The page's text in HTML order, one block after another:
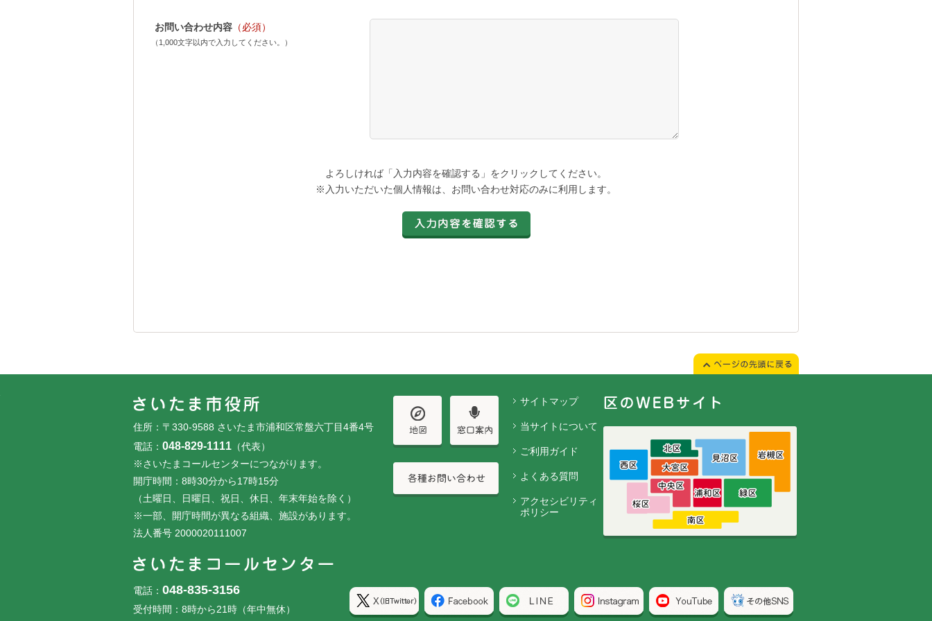
お問い合わせ内容 （必須）
（1,000文字以内で入力してください。）
よろしければ「入力内容を確認する」をクリックしてください。
※入力いただいた個人情報は、お問い合わせ対応のみに利用します。
住所：〒330-9588 さいたま市浦和区常盤六丁目4番4号
電話： 048-829-1111 （代表）
※さいたまコールセンターにつながります。
開庁時間：8時30分から17時15分
（土曜日、日曜日、祝日、休日、年末年始を除く）
※一部、開庁時間が異なる組織、施設があります。
法人番号 2000020111007
電話： 048-835-3156
受付時間：8時から21時（年中無休）
サイトマップ
当サイトについて
ご利用ガイド
よくある質問
アクセシビリティ
ポリシー